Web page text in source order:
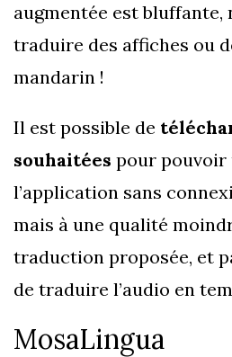
augmentée est bluffante,
traduire des affiches ou
mandarin !
Il est possible de
souhaitées pour
l’application sans
mais à une qualité
traduction proposée, et
de traduire l’audio en
MosaLingua